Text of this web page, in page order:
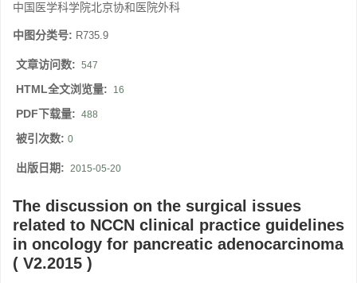
中国医学科学院北京协和医院外科
中图分类号: R735.9
文章访问数: 547
HTML全文浏览量: 16
PDF下载量: 488
被引次数: 0
出版日期: 2015-05-20
The discussion on the surgical issues
related to NCCN clinical practice guidelines
in oncology for pancreatic adenocarcinoma
( V2.2015 )